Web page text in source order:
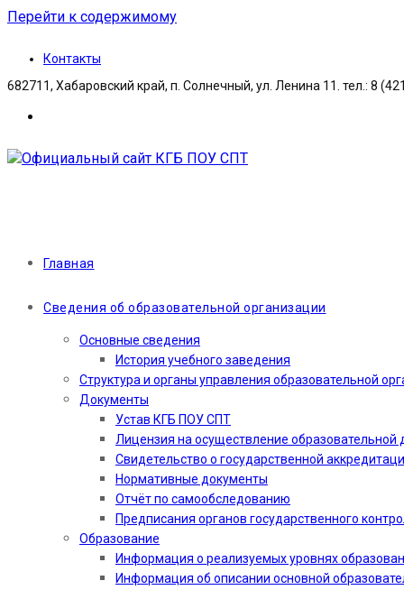
Перейти к содержимому
Контакты
682711, Хабаровский край, п. Солнечный, ул. Ленина 11. тел.: 8
Главная
Сведения об образовательной организации
Основные сведения
История учебного заведения
Структура и органы управления образовательной
Документы
Устав КГБ ПОУ СПТ
Лицензия на осуществление образовательной
Свидетельство о государственной
Нормативные документы
Отчёт по самообследованию
Предписания органов государственного
Образование
Информация о реализуемых уровнях
Информация об описании основной